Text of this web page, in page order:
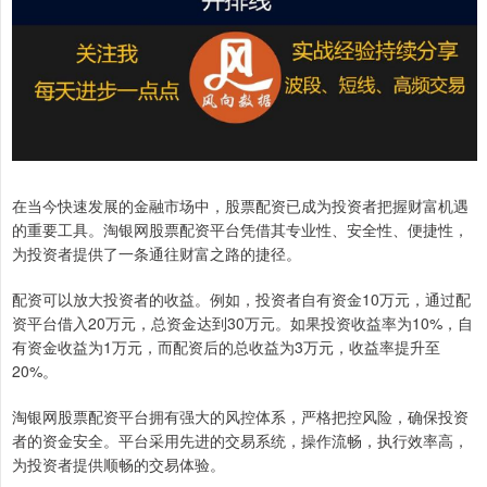
在当今快速发展的金融市场中，股票配资已成为投资者把握财富机遇
的重要工具。淘银网股票配资平台凭借其专业性、安全性、便捷性，
为投资者提供了一条通往财富之路的捷径。
配资可以放大投资者的收益。例如，投资者自有资金10万元，通过配
资平台借入20万元，总资金达到30万元。如果投资收益率为10%，自
有资金收益为1万元，而配资后的总收益为3万元，收益率提升至
20%。
淘银网股票配资平台拥有强大的风控体系，严格把控风险，确保投资
者的资金安全。平台采用先进的交易系统，操作流畅，执行效率高，
为投资者提供顺畅的交易体验。